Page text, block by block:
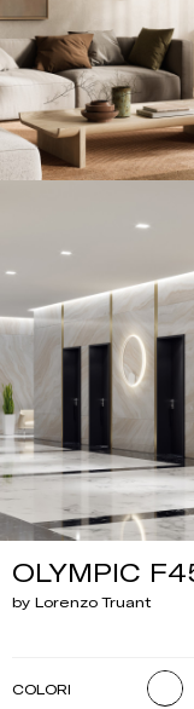
OLYMPIC
by Lorenzo Truant
COLORI